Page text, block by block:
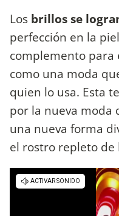
Los brillos se
perfección en la
complemento para
como una moda
quien lo usa. Esta
por la nueva moda
una nueva forma
el rostro repleto de